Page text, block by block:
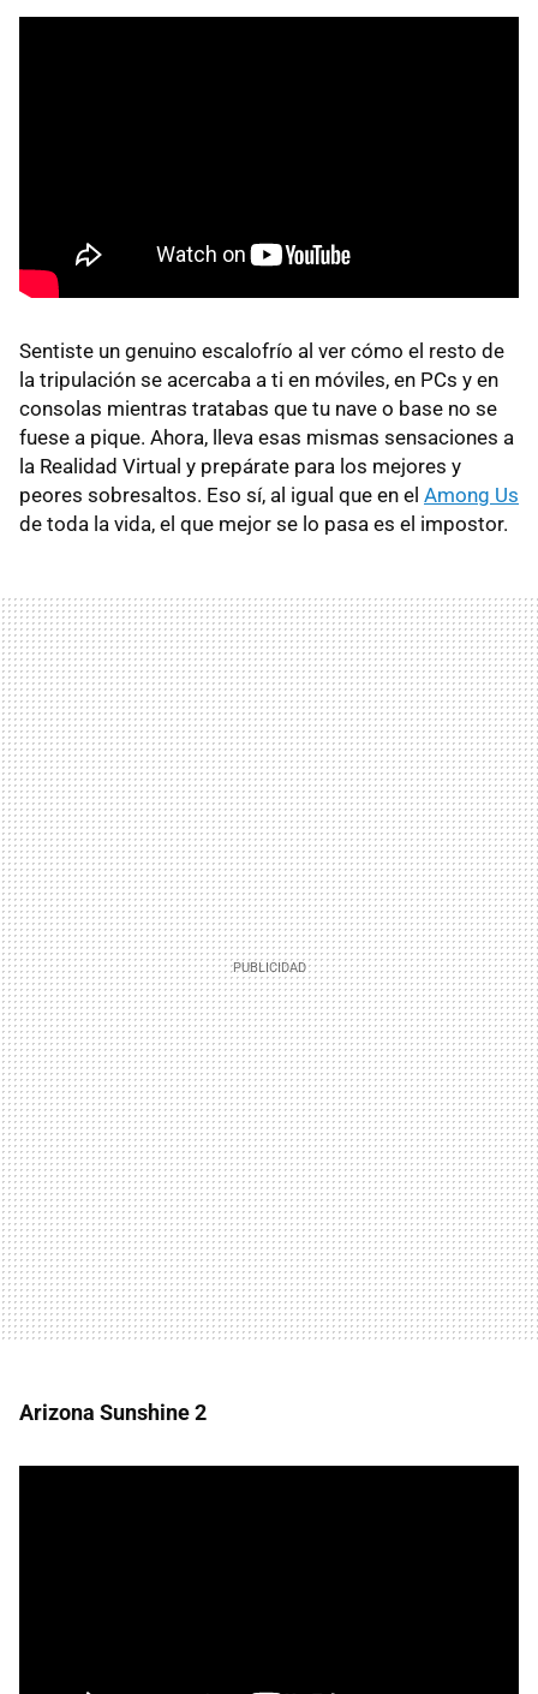
Sentiste un genuino escalofrío al ver cómo el resto de
la tripulación se acercaba a ti en móviles, en PCs y en
consolas mientras tratabas que tu nave o base no se
fuese a pique. Ahora, lleva esas mismas sensaciones a
la Realidad Virtual y prepárate para los mejores y
peores sobresaltos. Eso sí, al igual que en el Among Us
de toda la vida, el que mejor se lo pasa es el impostor.
Arizona Sunshine 2